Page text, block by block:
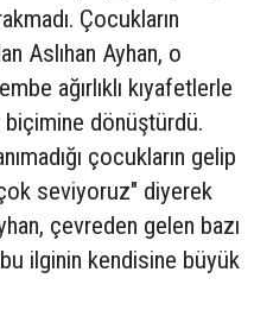
Çocukların
Aslıhan Ayhan, o
ağırlıklı kıyafetlerle
biçimine dönüştürdü.
çocukların gelip
çok seviyoruz" diyerek
çevreden gelen bazı
ilginin kendisine büyük